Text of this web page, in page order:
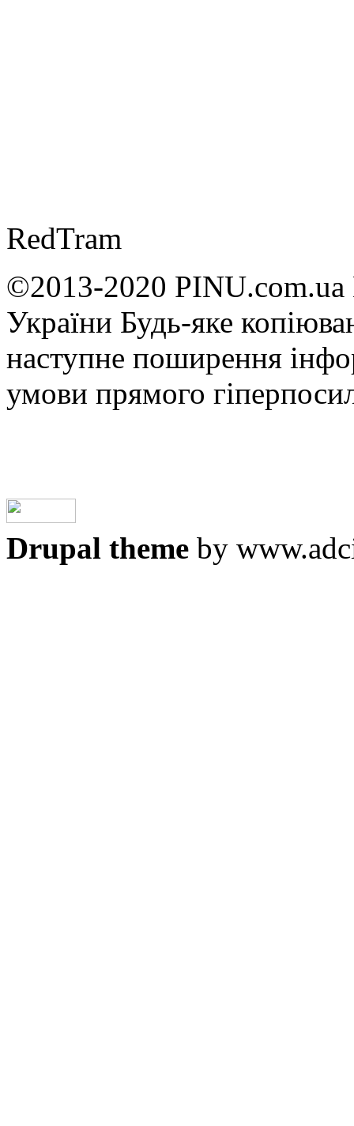
RedTram
©2013-2020 PINU.com.ua
України Будь-яке
наступне поширення
умови прямого
Drupal theme by